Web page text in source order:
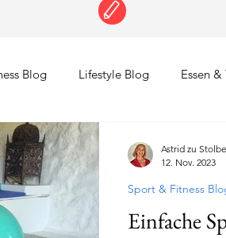
Blog Lifestyle Blog Essen
Einfache
Sport & Fitness
Astrid zu
12. Nov. 2023